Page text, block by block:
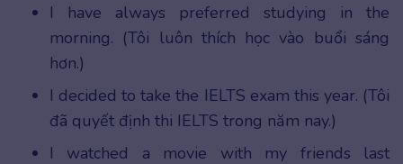
I have always preferred studying in the
morning. (Tôi luôn thích học vào buổi sáng
hơn.)
I decided to take the IELTS exam this year. (Tôi
đã quyết định thi IELTS trong năm nay.)
I watched a movie with my friends last